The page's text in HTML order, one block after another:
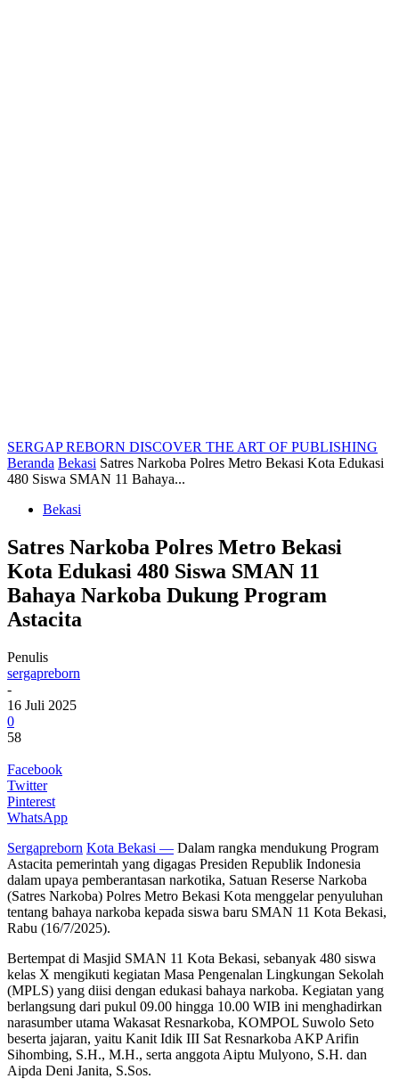
SERGAP REBORN DISCOVER THE ART OF PUBLISHING
Beranda Bekasi Satres Narkoba Polres Metro Bekasi Kota Edukasi
480 Siswa SMAN 11 Bahaya...
Bekasi
Satres Narkoba Polres Metro Bekasi
Kota Edukasi 480 Siswa SMAN 11
Bahaya Narkoba Dukung Program
Astacita
Penulis
sergapreborn
-
16 Juli 2025
0
58
Facebook
Twitter
Pinterest
WhatsApp
Sergapreborn Kota Bekasi — Dalam rangka mendukung Program
Astacita pemerintah yang digagas Presiden Republik Indonesia
dalam upaya pemberantasan narkotika, Satuan Reserse Narkoba
(Satres Narkoba) Polres Metro Bekasi Kota menggelar penyuluhan
tentang bahaya narkoba kepada siswa baru SMAN 11 Kota Bekasi,
Rabu (16/7/2025).
Bertempat di Masjid SMAN 11 Kota Bekasi, sebanyak 480 siswa
kelas X mengikuti kegiatan Masa Pengenalan Lingkungan Sekolah
(MPLS) yang diisi dengan edukasi bahaya narkoba. Kegiatan yang
berlangsung dari pukul 09.00 hingga 10.00 WIB ini menghadirkan
narasumber utama Wakasat Resnarkoba, KOMPOL Suwolo Seto
beserta jajaran, yaitu Kanit Idik III Sat Resnarkoba AKP Arifin
Sihombing, S.H., M.H., serta anggota Aiptu Mulyono, S.H. dan
Aipda Deni Janita, S.Sos.